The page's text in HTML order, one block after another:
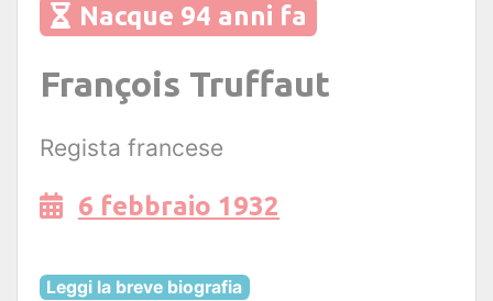
Nacque 94 anni fa
François Truffaut
Regista francese
6 febbraio 1932
Leggi la breve biografia